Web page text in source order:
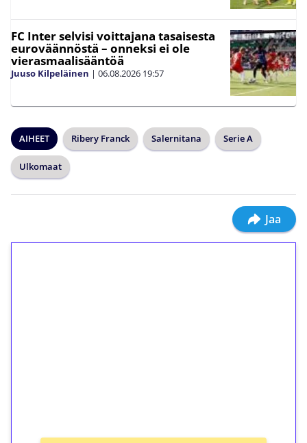
FC Inter selvisi voittajana tasaisesta
euroväännöstä – onneksi ei ole
vierasmaalisääntöä
Juuso Kilpeläinen | 06.08.2026 19:57
AIHEET Ribery Franck Salernitana Serie A
Ulkomaat
Jaa